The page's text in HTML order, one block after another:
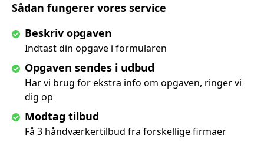
Sådan fungerer vores service
Beskriv opgaven
Indtast din opgave i formularen
Opgaven sendes i udbud
Har vi brug for ekstra info om opgaven, ringer vi
dig op
Modtag tilbud
Få 3 håndværkertilbud fra forskellige firmaer